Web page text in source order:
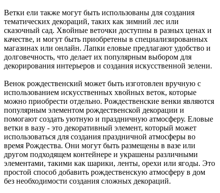
Ветки ели также могут быть использованы для создания
тематических декораций, таких как зимний лес или
сказочный сад. Хвойные веточки доступны в разных ценах и
качестве, и могут быть приобретены в специализированных
магазинах или онлайн. Лапки еловые предлагают удобство и
долговечность, что делает их популярным выбором для
декорирования интерьеров и создания искусственной зелени.
Венок рождественский может быть изготовлен вручную с
использованием искусственных хвойных веток, которые
можно приобрести отдельно. Рождественские венки являются
популярным элементом рождественской декорации и
помогают создать уютную и праздничную атмосферу. Еловые
ветки в вазу - это декоративный элемент, который может
использоваться для создания праздничной атмосферы во
время Рождества. Они могут быть размещены в вазе или
другом подходящем контейнере и украшены различными
элементами, такими как шарики, ленты, орехи или ягоды. Это
простой способ добавить рождественскую атмосферу в дом
без необходимости создания сложных декораций.